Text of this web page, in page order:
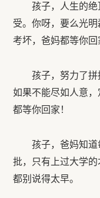
孩子，人生的
受。你呀，要么光
考坏，爸妈都等你回
孩子，努力了拼
如果不能尽如人意
都等你回家！
孩子，爸妈知
批，只有上过大学的
都别说得太早。